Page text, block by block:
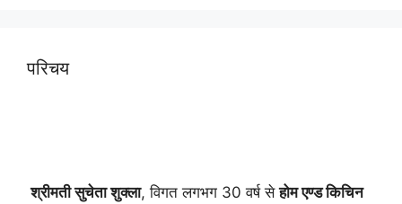
परिचय
श्रीमती सुचेता शुक्ला, विगत लगभग 30 वर्ष सेहोम एण्ड किचिन